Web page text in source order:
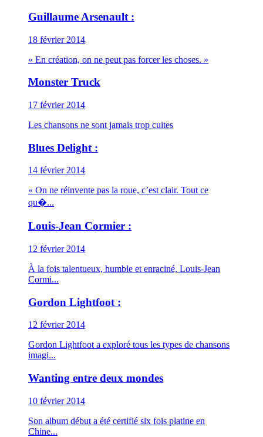
Guillaume Arsenault :
18 février 2014
« En création, on ne peut pas forcer les choses. »
Monster Truck
17 février 2014
Les chansons ne sont jamais trop cuites
Blues Delight :
14 février 2014
« On ne réinvente pas la roue, c’est clair. Tout ce
qu�...
Louis-Jean Cormier :
12 février 2014
À la fois talentueux, humble et enraciné, Louis-Jean
Cormi...
Gordon Lightfoot :
12 février 2014
Gordon Lightfoot a exploré tous les types de chansons
imagi...
Wanting entre deux mondes
10 février 2014
Son album début a été certifié six fois platine en
Chine...